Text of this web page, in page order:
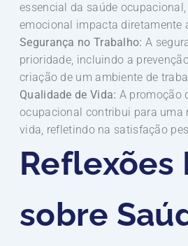
essencial da saúde
emocional impacta diretamente
Segurança no Trabalho: A
prioridade, incluindo a
criação de um ambiente de
Qualidade de Vida: A promoção
ocupacional contribui para uma
vida, refletindo na satisfação
Reflexões
sobre